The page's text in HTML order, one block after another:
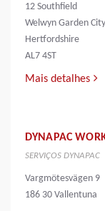
12 Southfield
Welwyn Garden City
Hertfordshire
AL7 4ST
Mais detalhes
DYNAPAC
SERVIÇOS DYNAPAC
Vargmötesvägen 9
186 30 Vallentuna